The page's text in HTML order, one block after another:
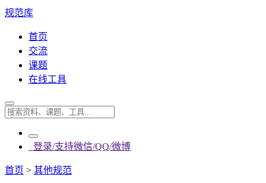
规范库
首页
交流
课题
在线工具
登录/支持微信/QQ/微博
首页 > 其他规范